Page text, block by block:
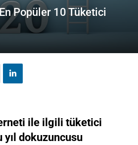
Popüler 10 Tüketici
ile ilgili tüketici
dokuzuncusu